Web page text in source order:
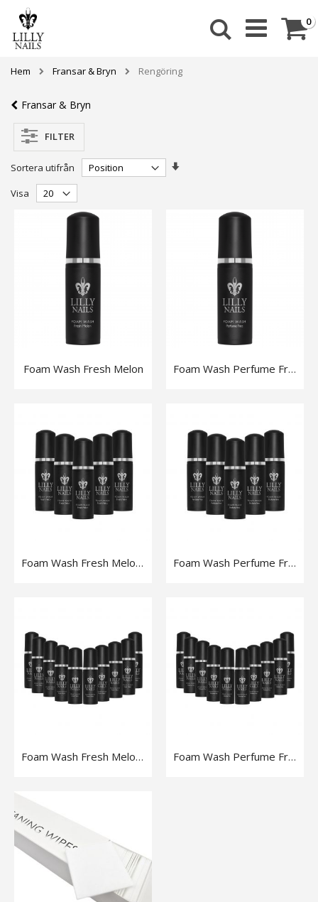
Skip
Content
0
Sök
Hem Fransar & Bryn Rengöring
Sortera utifrån
Stigande
Visa
Foam Wash Fresh Melon Foam Wash Perfume Free
Foam Wash Fresh Melon 5-pack Foam Wash Perfume Free 5-pack
Foam Wash Fresh Melon 10-pack Foam Wash Perfume Free 10-pack
Fransar & Bryn
FILTER